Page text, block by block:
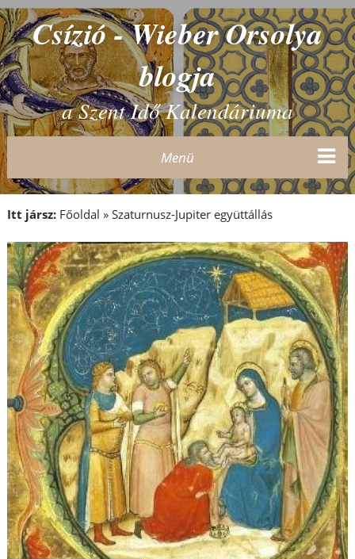
Csízió - Wieber Orsolya
blogja
a Szent Idő Kalendáriuma
Menü
Itt jársz: Főoldal » Szaturnusz-Jupiter együttállás